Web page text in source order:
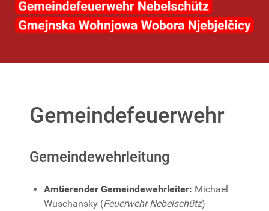
Gemeindefeuerwehr
Gemeindewehrleitung
Amtierender Gemeindewehrleiter: Michael
Wuschansky (Feuerwehr Nebelschütz)